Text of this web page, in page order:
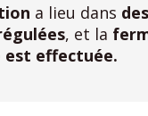
a lieu dans
, et la
effectuée.